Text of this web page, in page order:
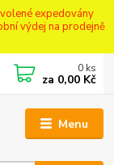
expedovány
výdej na prodejně
Menu
0 ks
za 0,00 Kč